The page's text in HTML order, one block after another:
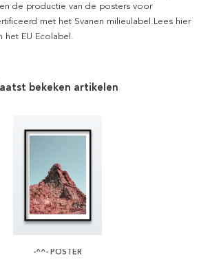
en de productie van de posters voor
met het Svanen milieulabel.Lees hier
het EU Ecolabel.
bekeken artikelen
-^^- POSTER